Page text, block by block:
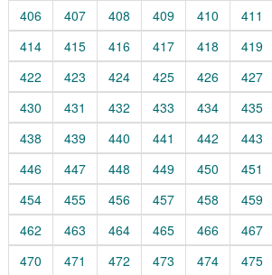
406 407 408 409 410 411
414
415 416 417 418 419
422
423 424 425 426 427
430
431 432 433 434 435
438
439 440 441 442 443
446
447 448 449 450 451
454
455 456 457 458 459
462
463 464 465 466 467
470
471 472 473 474 475